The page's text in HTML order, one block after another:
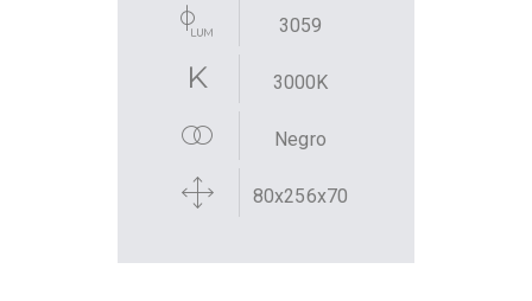
3059
3000K
Negro
80x256x70